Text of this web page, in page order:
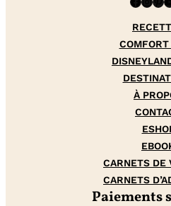
À
CARNETS DE
CARNETS
Paiements